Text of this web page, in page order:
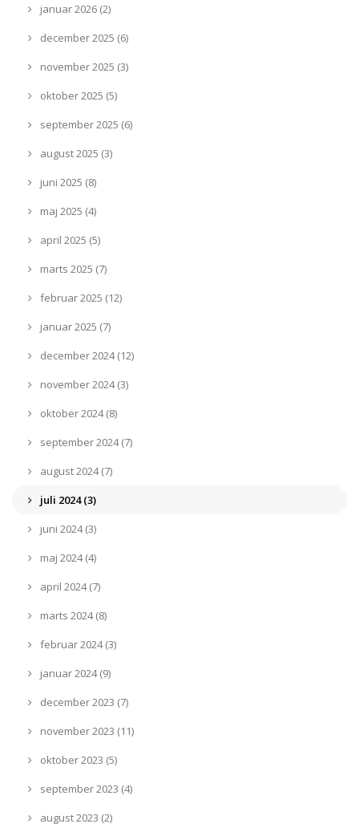
januar 2026 (2)
december 2025 (6)
november 2025 (3)
oktober 2025 (5)
september 2025 (6)
august 2025 (3)
juni 2025 (8)
maj 2025 (4)
april 2025 (5)
marts 2025 (7)
februar 2025 (12)
januar 2025 (7)
december 2024 (12)
november 2024 (3)
oktober 2024 (8)
september 2024 (7)
august 2024 (7)
juli 2024 (3)
juni 2024 (3)
maj 2024 (4)
april 2024 (7)
marts 2024 (8)
februar 2024 (3)
januar 2024 (9)
december 2023 (7)
november 2023 (11)
oktober 2023 (5)
september 2023 (4)
august 2023 (2)